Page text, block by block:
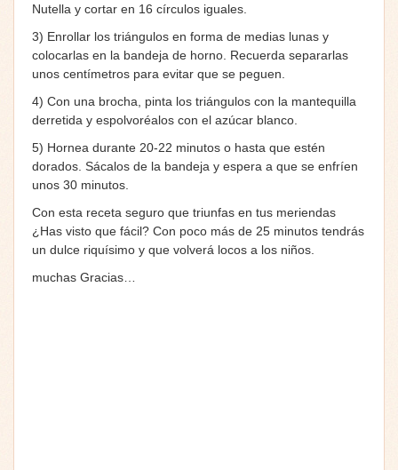
Nutella y cortar en 16 círculos iguales.
3) Enrollar los triángulos en forma de medias lunas y
colocarlas en la bandeja de horno. Recuerda separarlas
unos centímetros para evitar que se peguen.
4) Con una brocha, pinta los triángulos con la mantequilla
derretida y espolvoréalos con el azúcar blanco.
5) Hornea durante 20-22 minutos o hasta que estén
dorados. Sácalos de la bandeja y espera a que se enfríen
unos 30 minutos.
Con esta receta seguro que triunfas en tus meriendas
¿Has visto que fácil? Con poco más de 25 minutos tendrás
un dulce riquísimo y que volverá locos a los niños.
muchas Gracias…